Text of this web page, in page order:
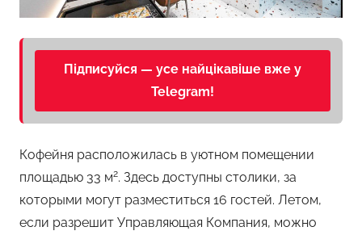
Підписуйся — усе найцікавіше вже у
Telegram!
Кофейня расположилась в уютном помещении
площадью 33 м2. Здесь доступны столики, за
которыми могут разместиться 16 гостей. Летом,
если разрешит Управляющая Компания, можно